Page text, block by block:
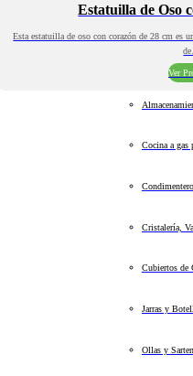
Estatuilla de Oso
Esta estatuilla de oso con corazón de 28 cm es
Ver
Cocina a gas
Cristalería,
Cubiertos de
Jarras y
Ollas y